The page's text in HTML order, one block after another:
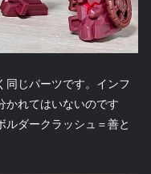
同じパーツです。インフ
かれてはいないのです
ダークラッシュ＝善と